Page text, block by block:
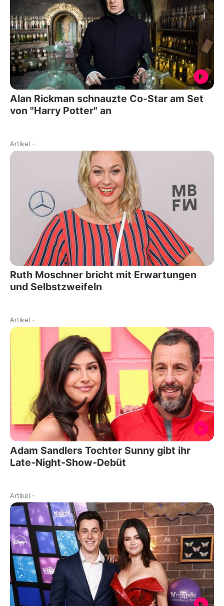
Alan Rickman schnauzte Co-Star am Set
von "Harry Potter" an
Artikel -
Ruth Moschner bricht mit Erwartungen
und Selbstzweifeln
Artikel -
Adam Sandlers Tochter Sunny gibt ihr
Late-Night-Show-Debüt
Artikel -